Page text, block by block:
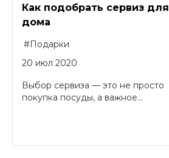
Как подобрать сервиз для
дома
#Подарки
20 июл 2020
Выбор сервиза — это не просто
покупка посуды, а важное...